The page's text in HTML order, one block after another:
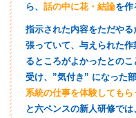
ら、話の中に花・結論を作
指示された内容をただや
張っていて、与えられた
るところがよかったとの
受け、”気付き” になった
系統の仕事を体験してもら
と六ペンスの新人研修で